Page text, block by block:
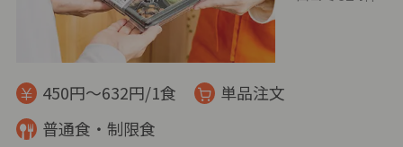
450円～632円/1食
単品注文
普通食・制限食